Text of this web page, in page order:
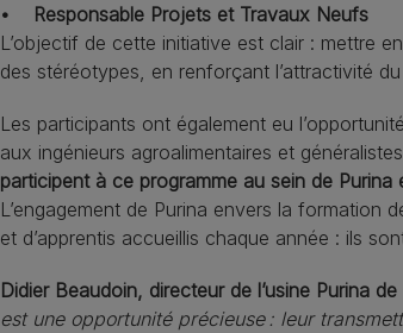
• Responsable Projets et Travaux Neufs
L’objectif de cette initiative est clair : mettre
des stéréotypes, en renforçant l’attractivité
Les participants ont également eu
aux ingénieurs agroalimentaires et
participent à ce programme au sein de Purina
L’engagement de Purina envers la formation
et d’apprentis accueillis chaque année : ils
Didier Beaudoin, directeur de l’usine Purina de
est une opportunité précieuse : leur